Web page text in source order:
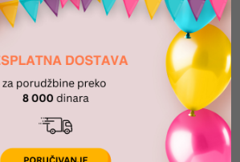
DODAJ U KORPU
u listu želja